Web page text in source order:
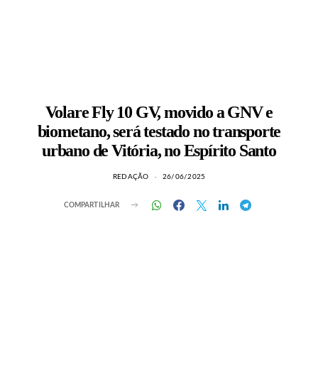
Volare Fly 10 GV, movido a GNV e
biometano, será testado no transporte
urbano de Vitória, no Espírito Santo
REDAÇÃO 26/06/2025
COMPARTILHAR